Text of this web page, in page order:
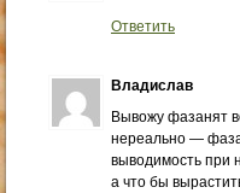
Ответить
Владислав
Вывожу фазанят
нереально —
выводимость при
а что бы